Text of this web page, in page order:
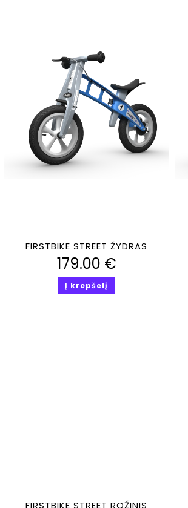
Greita peržiūra
FIRSTBIKE STREET ŽYDRAS
179.00 €
Į krepšelį
Greita peržiūra
FIRSTBIKE STREET ROŽINIS